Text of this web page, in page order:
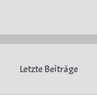
Letzte Beiträge